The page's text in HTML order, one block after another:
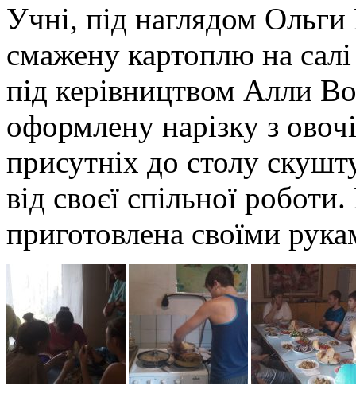
Учні, під наглядом Ольги
смажену картоплю на
під керівництвом Алли
оформлену нарізку з
присутніх до столу
від своєї спільної
приготовлена своїми